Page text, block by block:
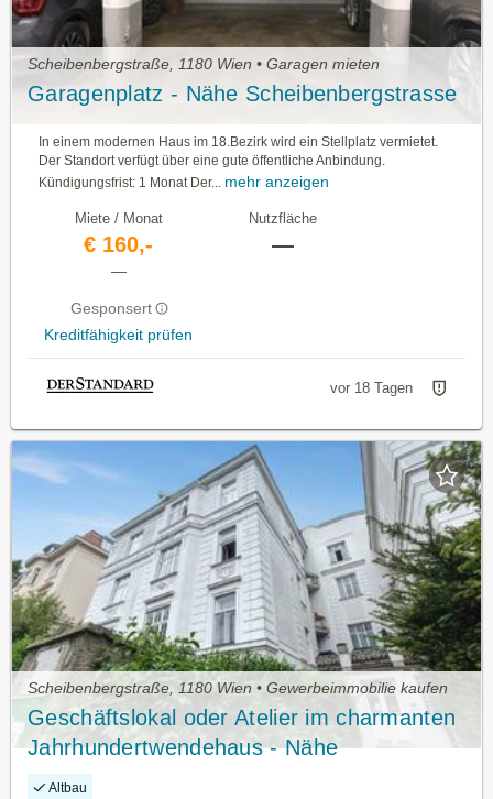
Scheibenbergstraße, 1180 Wien • Garagen mieten
Garagenplatz - Nähe Scheibenbergstrasse
In einem modernen Haus im 18.Bezirk wird ein Stellplatz vermietet.
Der Standort verfügt über eine gute öffentliche Anbindung.
Kündigungsfrist: 1 Monat Der...
mehr anzeigen
Miete / Monat
€ 160,-
—
Gesponsert
Kreditfähigkeit prüfen
Nutzfläche
—
vor 18 Tagen
Scheibenbergstraße, 1180 Wien • Gewerbeimmobilie kaufen
Geschäftslokal oder Atelier im charmanten
Jahrhundertwendehaus - Nähe
Scheibenbergstraße (Linie 41)
Altbau